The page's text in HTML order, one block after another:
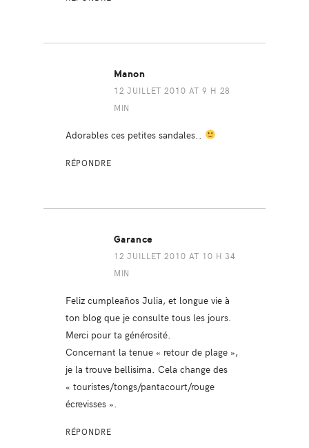
Manon
12 JUILLET 2010 AT 9 H 28
MIN
Adorables ces petites sandales..
RÉPONDRE
Garance
12 JUILLET 2010 AT 10 H 34
MIN
Feliz cumpleaños Julia, et longue vie à
ton blog que je consulte tous les jours.
Merci pour ta générosité.
Concernant la tenue « retour de plage »,
je la trouve bellisima. Cela change des
« touristes/tongs/pantacourt/rouge
écrevisses ».
RÉPONDRE